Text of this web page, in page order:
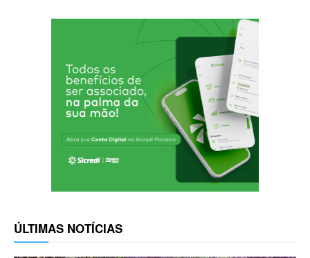
ÚLTIMAS NOTÍCIAS